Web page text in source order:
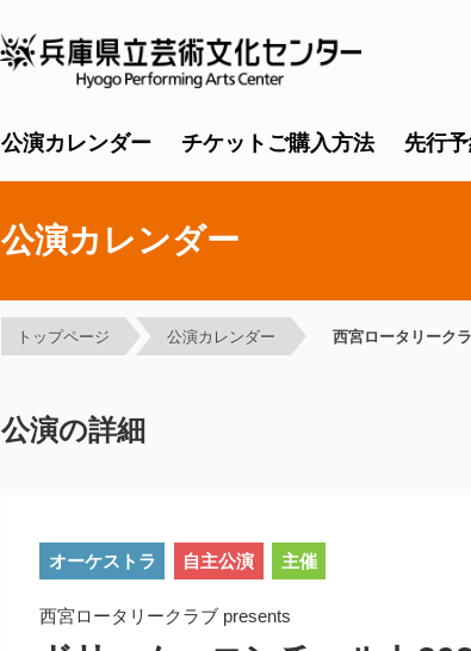
公演カレンダー チケットご購入方法 先行
公演カレンダー
トップページ 公演カレンダー 西宮ロータリーク
公演の詳細
オーケストラ 自主公演 主催
西宮ロータリークラブ presents